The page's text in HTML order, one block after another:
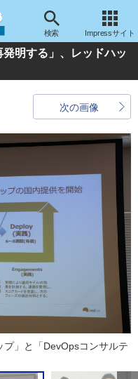
検索 Impressサイト
発明する」、レッドハッ
次の画像
プ」と「DevOpsコンサルテ